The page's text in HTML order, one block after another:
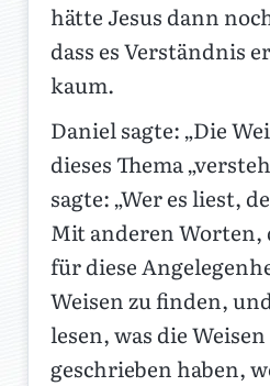
hätte Jesus dann
dass es Verständnis
kaum.
Daniel sagte: „Die
dieses Thema
sagte: „Wer es liest,
Mit anderen Worten,
für diese
Weisen zu finden,
lesen, was die
geschrieben haben,